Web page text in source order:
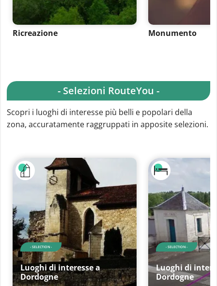
Ricreazione Monumento
- Selezioni RouteYou -
Scopri i luoghi di interesse più belli e popolari della
zona, accuratamente raggruppati in apposite selezioni.
- SELECTION -
Luoghi di interesse a
Dordogne
- SELECTION -
Luoghi di
Dordogne